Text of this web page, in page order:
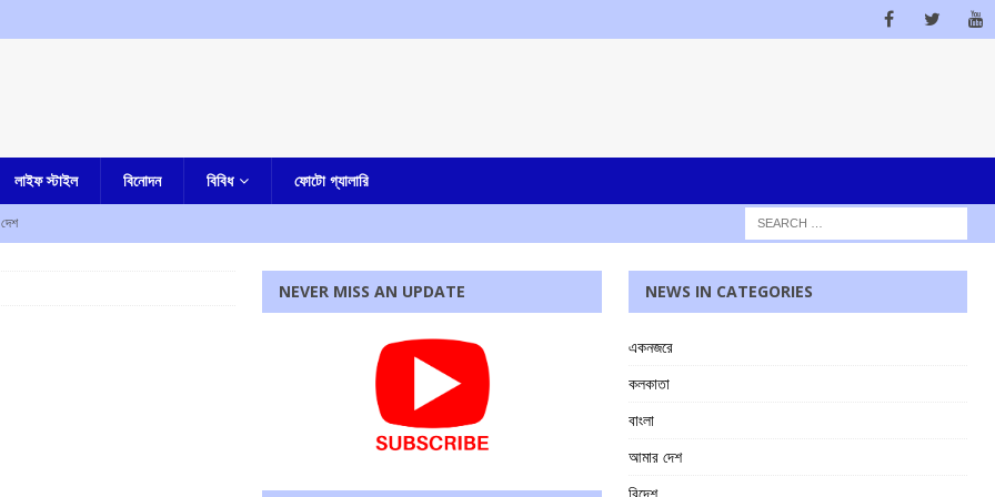
লাইফ স্টাইল বিনোদন বিবিধ ফোটো গ্যালারি
NEVER MISS AN UPDATE NEWS IN CATEGORIES
একনজরে
কলকাতা
বাংলা
আমার দেশ